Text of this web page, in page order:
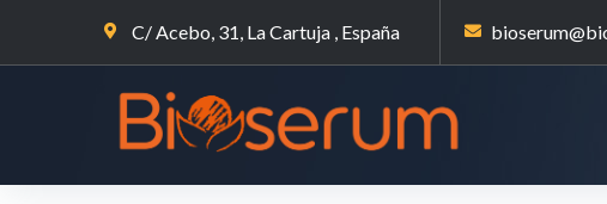
C/ Acebo, 31, La Cartuja , España